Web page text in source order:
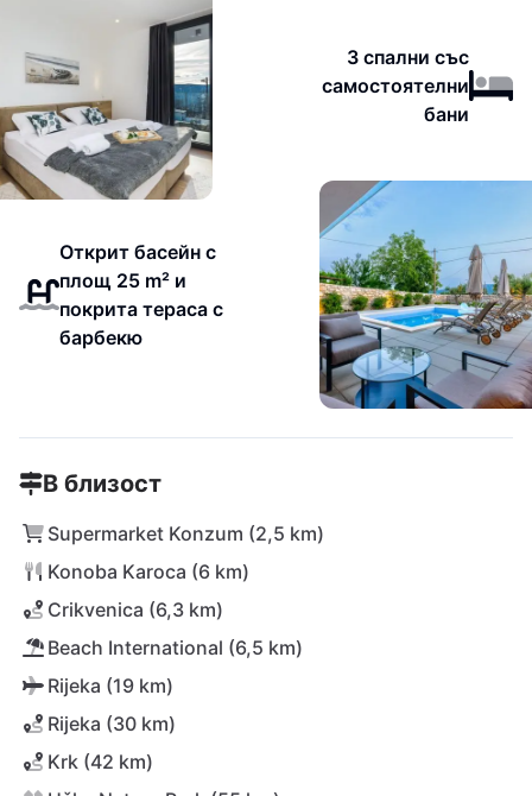
3 спални със
самостоятелни
бани
Открит басейн с
площ 25 m² и
покрита тераса с
барбекю
В близост
Supermarket Konzum (2,5 km)
Konoba Karoca (6 km)
Crikvenica (6,3 km)
Beach International (6,5 km)
Rijeka (19 km)
Rijeka (30 km)
Krk (42 km)